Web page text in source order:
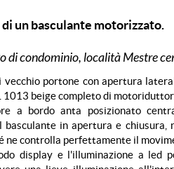
un basculante motorizzato.
di condominio, località Mestre
vecchio portone con apertura
beige completo di
a bordo anta posizionato
basculante in apertura e chiusura,
ne controlla perfettamente il
display e l'illuminazione a led